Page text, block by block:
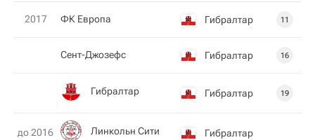
2017 ФК Европа Гибралтар 11
Сент-Джозефс Гибралтар 16
Гибралтар Гибралтар 19
до 2016 Линкольн Сити Гибралтар